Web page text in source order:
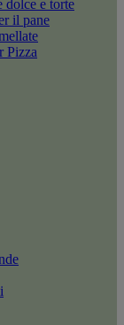
dolce e torte
il pane
Pizza